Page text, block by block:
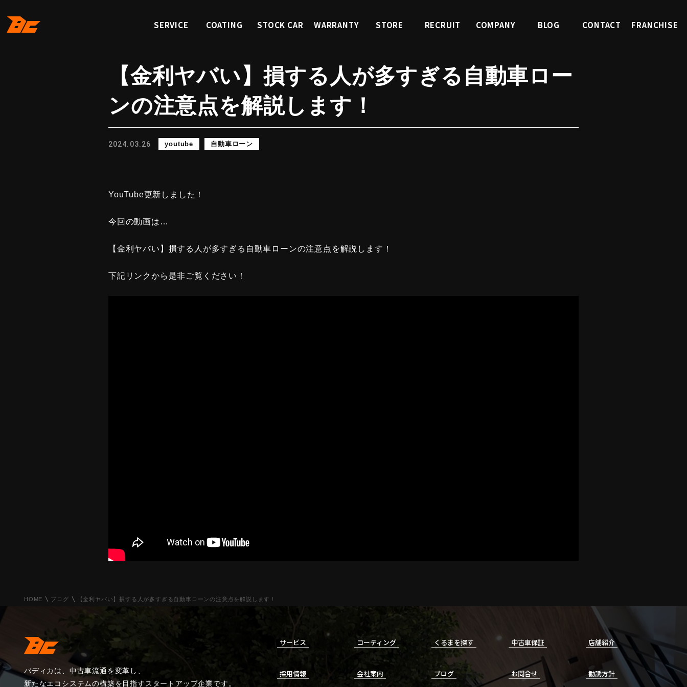
SERVICE
COATING
STOCK CAR
WARRANTY
STORE
RECRUIT
COMPANY
BLOG
CONTACT
FRANCHISE
【金利ヤバい】損する人が多すぎる自動車ロー
ンの注意点を解説します！
2024.03.26 youtube 自動車ローン
YouTube更新しました！
今回の動画は…
【金利ヤバい】損する人が多すぎる自動車ローンの注意点を解説します！
下記リンクから是非ご覧ください！
HOME ブログ 【金利ヤバい】損する人が多すぎる自動車ローンの注意点を解説します！
バディカは、中古車流通を変革し、
新たなエコシステムの構築を目指すスタートアップ企業です。
サービス コーティング くるまを探す 中古車保証 店舗紹介
採用情報 会社案内 ブログ お問合せ 勧誘方針